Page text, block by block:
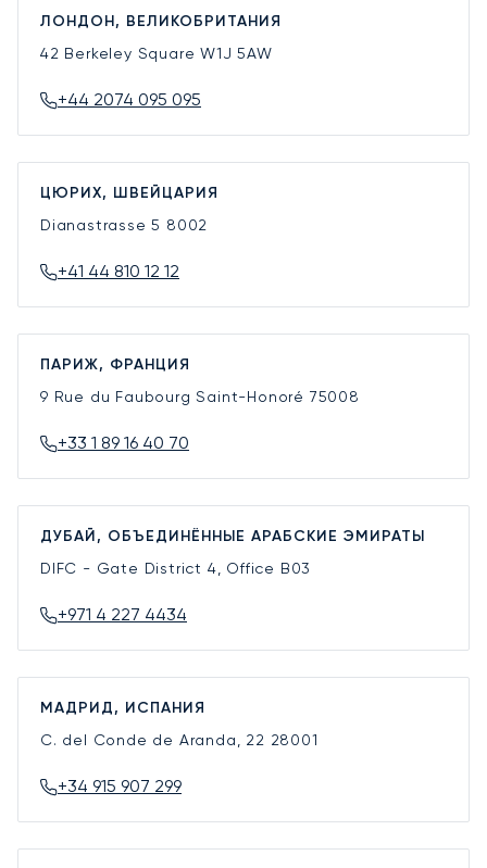
ЛОНДОН, ВЕЛИКОБРИТАНИЯ
42 Berkeley SquareW1J 5AW
+44 2074 095 095
ЦЮРИХ, ШВЕЙЦАРИЯ
Dianastrasse 5 8002
+41 44 810 12 12
ПАРИЖ, ФРАНЦИЯ
9 Rue du Faubourg Saint-Honoré 75008
+33 1 89 16 40 70
ДУБАЙ, ОБЪЕДИНЁННЫЕ АРАБСКИЕ ЭМИРАТЫ
DIFC - Gate District 4, Office B03
+971 4 227 4434
МАДРИД, ИСПАНИЯ
C. del Conde de Aranda, 22 28001
+34 915 907 299